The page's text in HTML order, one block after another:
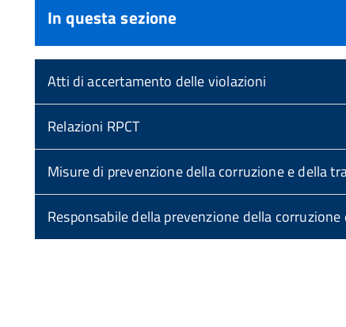
In questa sezione
Atti di accertamento delle violazioni
Relazioni RPCT
Misure di prevenzione della corruzione e della
Responsabile della prevenzione della